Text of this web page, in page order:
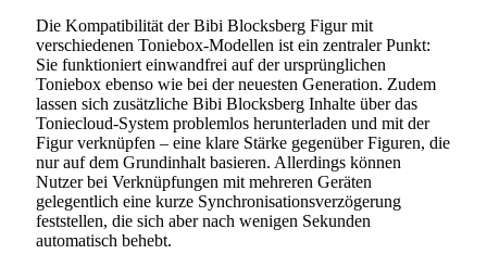
Die Kompatibilität der Bibi Blocksberg Figur mit
verschiedenen Toniebox-Modellen ist ein zentraler Punkt:
Sie funktioniert einwandfrei auf der ursprünglichen
Toniebox ebenso wie bei der neuesten Generation. Zudem
lassen sich zusätzliche Bibi Blocksberg Inhalte über das
Toniecloud-System problemlos herunterladen und mit der
Figur verknüpfen – eine klare Stärke gegenüber Figuren, die
nur auf dem Grundinhalt basieren. Allerdings können
Nutzer bei Verknüpfungen mit mehreren Geräten
gelegentlich eine kurze Synchronisationsverzögerung
feststellen, die sich aber nach wenigen Sekunden
automatisch behebt.